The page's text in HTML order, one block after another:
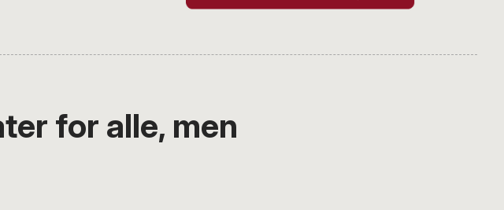
for alle, men